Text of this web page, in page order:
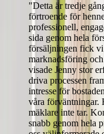
"Detta är tredje
förtroende för
professionell,
sida genom hela
försäljningen fick
marknadsföring
visade Jenny stor
driva processen
intresse för
våra förväntningar.
mäklare inte tar.
snabb genom hela